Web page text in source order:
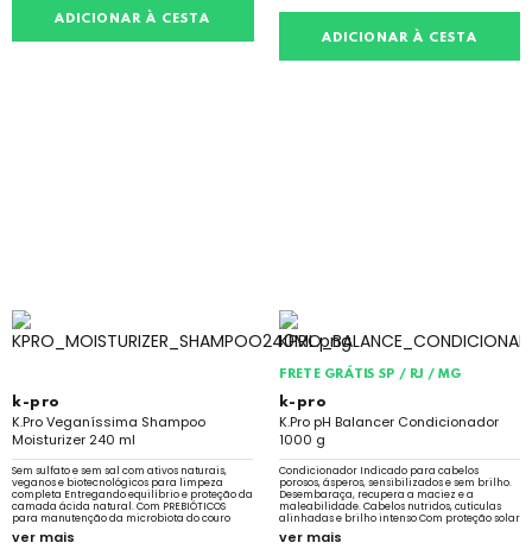
ADICIONAR À CESTA
ADICIONAR À CESTA
k-pro
K.Pro Veganíssima Shampoo
Moisturizer 240 ml
Sem sulfato e sem sal com ativos naturais,
veganos e biotecnológicos para limpeza
completa Entregando equilíbrio e proteção da
camada ácida natural. Com PREBIÓTICOS
para manutenção da microbiota do couro
ver mais
FRETE GRÁTIS SP / RJ / MG
k-pro
K.Pro pH Balancer Condicionador
1000 g
Condicionador Indicado para cabelos
porosos, ásperos, sensibilizados e sem brilho.
Desembaraça, recupera a maciez e a
maleabilidade. Cabelos nutridos, cutículas
alinhadas e brilho intenso Com proteção solar
ver mais